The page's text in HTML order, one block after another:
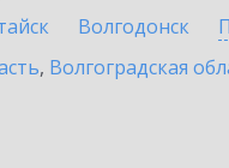
Волгодонск
, Волгоградская